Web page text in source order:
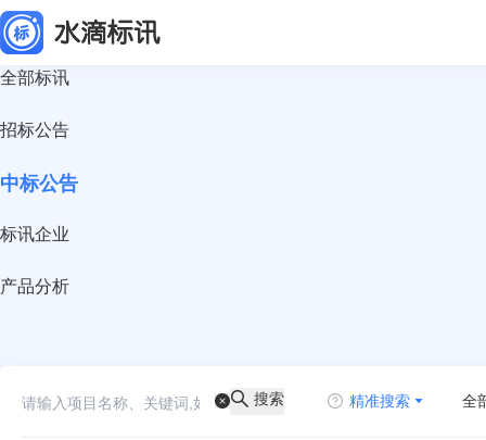
全部标讯
招标公告
中标公告
标讯企业
产品分析
搜索 精准搜索 全